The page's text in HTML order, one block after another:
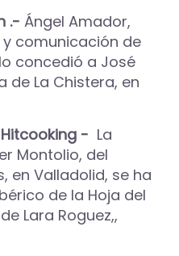
.- Ángel Amador,
comunicación de
concedió a José
de La Chistera, en
- La
Montolio, del
en Valladolid, se ha
de la Hoja del
Lara Roguez,,